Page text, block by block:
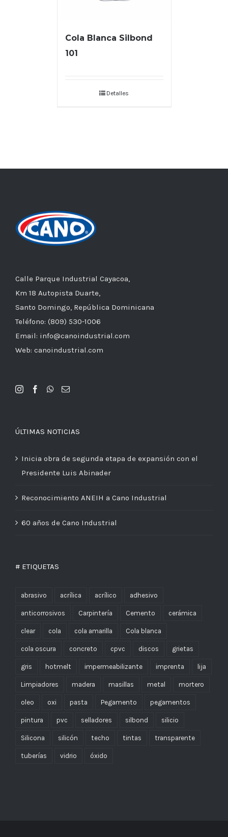
Cola Blanca Silbond
101
Detalles
Calle Parque Industrial Cayacoa,
Km 18 Autopista Duarte,
Santo Domingo, República Dominicana
Teléfono: (809) 530-1006
Email: info@canoindustrial.com
Web: canoindustrial.com
ÚLTIMAS NOTICIAS
Inicia obra de segunda etapa de expansión con el
Presidente Luis Abinader
Reconocimiento ANEIH a Cano Industrial
60 años de Cano Industrial
# ETIQUETAS
abrasivo acrílica acrílico adhesivo
anticorrosivos Carpintería Cemento cerámica
clear cola cola amarilla Cola blanca
cola oscura concreto cpvc discos grietas
gris hotmelt impermeabilizante imprenta lija
Limpiadores madera masillas metal mortero
oleo oxi pasta Pegamento pegamentos
pintura pvc selladores silbond silicio
Silicona silicón techo tintas transparente
tuberías vidrio óxido